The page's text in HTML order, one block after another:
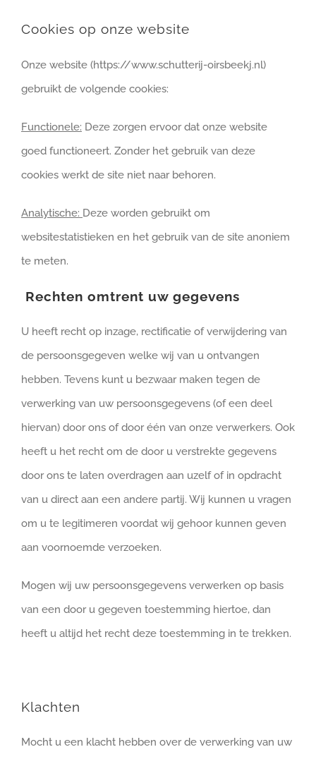
Cookies op onze website
Onze website (https://www.schutterij-oirsbeekj.nl)
gebruikt de volgende cookies:
Functionele: Deze zorgen ervoor dat onze website
goed functioneert. Zonder het gebruik van deze
cookies werkt de site niet naar behoren.
Analytische: Deze worden gebruikt om
websitestatistieken en het gebruik van de site anoniem
te meten.
Rechten omtrent uw gegevens
U heeft recht op inzage, rectificatie of verwijdering van
de persoonsgegeven welke wij van u ontvangen
hebben. Tevens kunt u bezwaar maken tegen de
verwerking van uw persoonsgegevens (of een deel
hiervan) door ons of door één van onze verwerkers. Ook
heeft u het recht om de door u verstrekte gegevens
door ons te laten overdragen aan uzelf of in opdracht
van u direct aan een andere partij. Wij kunnen u vragen
om u te legitimeren voordat wij gehoor kunnen geven
aan voornoemde verzoeken.
Mogen wij uw persoonsgegevens verwerken op basis
van een door u gegeven toestemming hiertoe, dan
heeft u altijd het recht deze toestemming in te trekken.
Klachten
Mocht u een klacht hebben over de verwerking van uw